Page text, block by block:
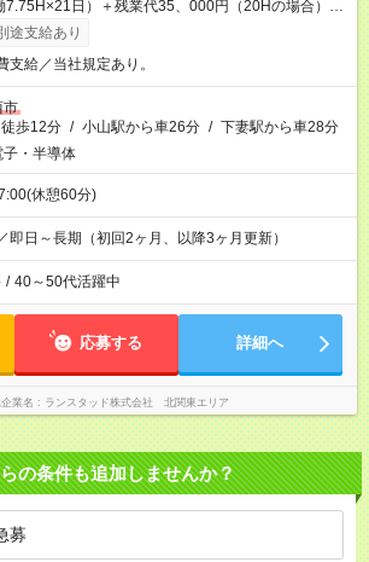
7.75H×21日）＋残業代35、000円（20Hの場合）＋
支給
途支給あり
支給／当社規定あり。
市
歩12分 / 小山駅から車26分 / 下妻駅から車28分
子・半導体
休憩60分)
即日～長期（初回2ヶ月、以降3ヶ月更新）
/ 40～50代活躍中
応募する 詳細へ
業名 ランスタッド株式会社 北関東エリア
の条件も追加しませんか？
募